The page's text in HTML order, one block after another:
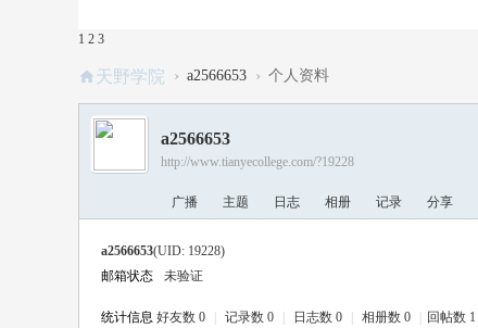
1 2 3
天野学院 › a2566653 › 个人资料
a2566653
http://www.tianyecollege.com/?19228
广播 主题 日志 相册 记录 分享
a2566653(UID: 19228)
邮箱状态
未验证
统计信息 好友数 0 记录数 0 日志数 0 相册数 0 回帖数 1